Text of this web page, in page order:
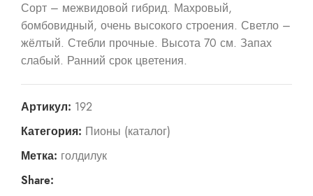
Сорт – межвидовой гибрид. Махровый,
бомбовидный, очень высокого строения. Светло –
жёлтый. Стебли прочные. Высота 70 см. Запах
слабый. Ранний срок цветения.
Артикул: 192
Категория: Пионы (каталог)
Метка: голдилук
Share: